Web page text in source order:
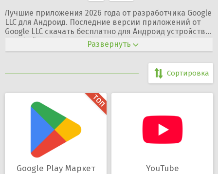
Лучшие приложения 2026 года от разработчика Google
LLC для Андроид. Последние версии приложений от
Google LLC скачать бесплатно для Андроид устройств
APK файлы на русском языке.
Официальный сайт разработчика —
https://about.google
Развернуть
Сортировка
Google Play Маркет YouTube